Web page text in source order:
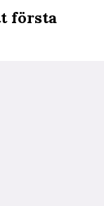
första